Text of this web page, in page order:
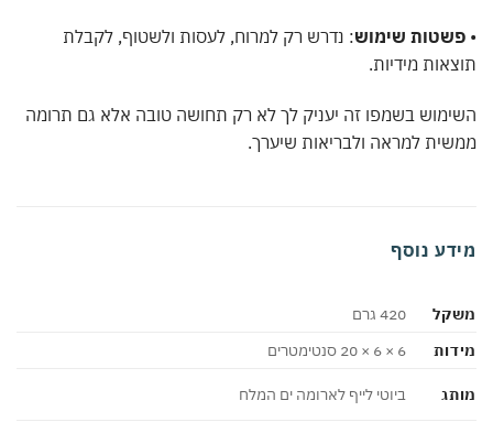
שימוש: נדרש רק למרוח, לעסות ולשטוף, לקבלת
מידיות.
בשמפו זה יעניק לך לא רק תחושה טובה אלא גם תרומה
למראה ולבריאות שיערך.
נוסף
420 גרם
6 × 6 × 20 סנטימטרים
ביוטי לייף לארומה ים המלח